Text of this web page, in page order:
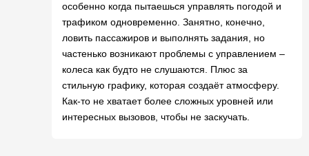
особенно когда пытаешься управлять погодой и
трафиком одновременно. Занятно, конечно,
ловить пассажиров и выполнять задания, но
частенько возникают проблемы с управлением –
колеса как будто не слушаются. Плюс за
стильную графику, которая создаёт атмосферу.
Как-то не хватает более сложных уровней или
интересных вызовов, чтобы не заскучать.